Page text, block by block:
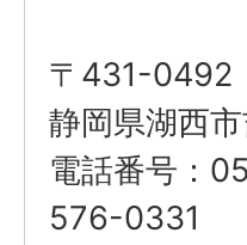
〒431-0492
静岡県湖西
電話番号：
576-0331